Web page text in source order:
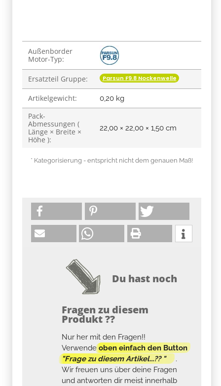
Produkteigenschaft
Wert
Außenborder
Motor-Typ:
Ersatzteil Gruppe: Parsun F9.8 Nockenwelle
Artikelgewicht: 0,20 kg
Pack-
Abmessungen (
Länge × Breite ×
Höhe ):
22,00 × 22,00 × 1,50 cm
* Kategorisierung - entspricht nicht dem genauen Maß!
Du hast noch
Fragen zu diesem
Produkt ??
Nur her mit den Fragen!!
Verwendeoben einfach den Button
"Frage zu diesem Artikel...?? "
.
Wir freuen uns über deine Fragen
und antworten dir meist innerhalb